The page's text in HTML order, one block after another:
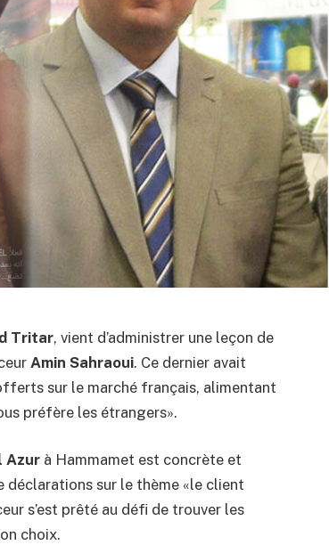
Tritar, vient d’administrer une leçon de
Amin Sahraoui. Ce dernier avait
sur le marché français, alimentant
préfère les étrangers».
Azur à Hammamet est concrète et
sur le thème «le client
s’est prêté au défi de trouver les
choix.